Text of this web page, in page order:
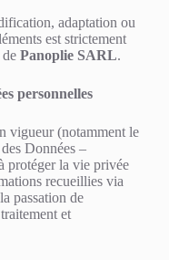
adaptation ou
est strictement
Panoplie SARL.
personnelles
vigueur (notamment le
Données –
protéger la vie privée
recueillies via
passation de
et